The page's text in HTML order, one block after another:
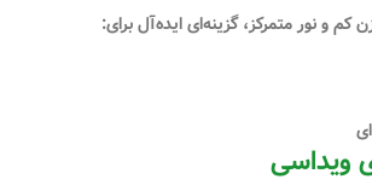
و نور متمرکز، گزینه‌ای ایده‌آل برای:
ویداسی